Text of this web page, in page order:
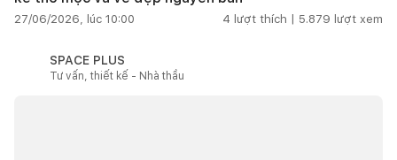
27/06/2026, lúc 10:00 4 lượt thích | 5.879 lượt xem
SPACE PLUS
Tư vấn, thiết kế - Nhà thầu